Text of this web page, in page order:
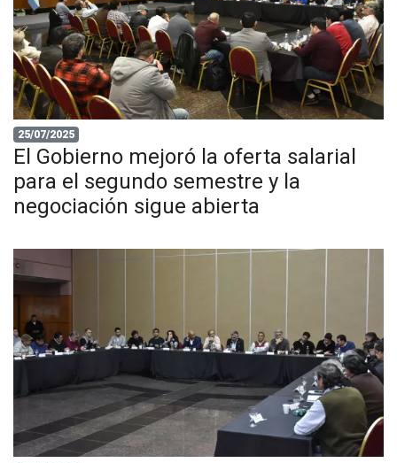
25/07/2025
El Gobierno mejoró la oferta salarial
para el segundo semestre y la
negociación sigue abierta